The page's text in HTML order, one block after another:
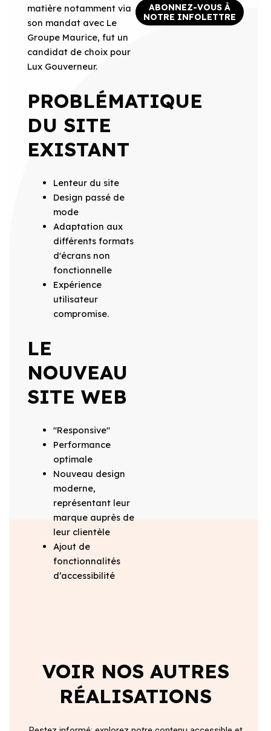
matière notamment via
son mandat avec Le
Groupe Maurice, fut un
candidat de choix pour
Lux Gouverneur.
PROBLÉMATIQUE
DU SITE
EXISTANT
Lenteur du site
Design passé de
mode
Adaptation aux
différents formats
d'écrans non
fonctionnelle
Expérience
utilisateur
compromise.
LE
NOUVEAU
SITE WEB
"Responsive"
Performance
optimale
Nouveau design
moderne,
représentant leur
marque auprès de
leur clientèle
Ajout de
fonctionnalités
d’accessibilité
ABONNEZ-VOUS À
NOTRE INFOLETTRE
VOIR NOS AUTRES
RÉALISATIONS